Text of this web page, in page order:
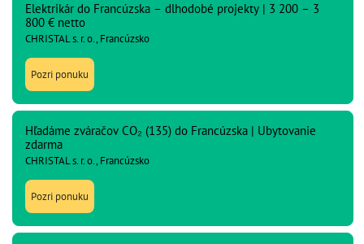
Elektrikár do Francúzska – dlhodobé projekty | 3 200 – 3
800 € netto
CHRISTAL s. r. o., Francúzsko
Pozri ponuku
Hľadáme zváračov CO₂ (135) do Francúzska | Ubytovanie
zdarma
CHRISTAL s. r. o., Francúzsko
Pozri ponuku